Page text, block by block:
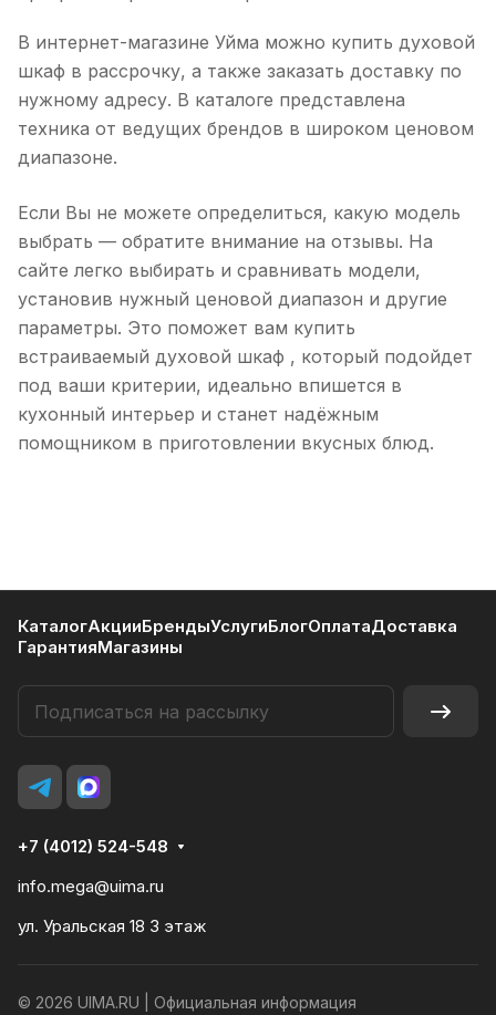
В интернет-магазине Уйма можно купить духовой
шкаф в рассрочку, а также заказать доставку по
нужному адресу. В каталоге представлена
техника от ведущих брендов в широком ценовом
диапазоне.
Если Вы не можете определиться, какую модель
выбрать — обратите внимание на отзывы. На
сайте легко выбирать и сравнивать модели,
установив нужный ценовой диапазон и другие
параметры. Это поможет вам купить
встраиваемый духовой шкаф , который подойдет
под ваши критерии, идеально впишется в
кухонный интерьер и станет надёжным
помощником в приготовлении вкусных блюд.
КаталогАкцииБрендыУслугиБлогОплатаДоставка
ГарантияМагазины
+7 (4012) 524-548
info.mega@uima.ru
ул. Уральская 18 3 этаж
© 2026 UIMA.RU | Официальная информация